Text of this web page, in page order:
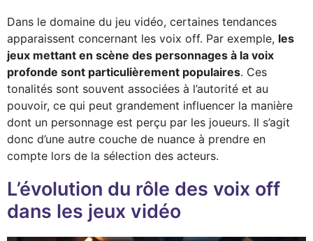
Dans le domaine du jeu vidéo, certaines tendances
apparaissent concernant les voix off. Par exemple, les
jeux mettant en scène des personnages à la voix
profonde sont particulièrement populaires. Ces
tonalités sont souvent associées à l’autorité et au
pouvoir, ce qui peut grandement influencer la manière
dont un personnage est perçu par les joueurs. Il s’agit
donc d’une autre couche de nuance à prendre en
compte lors de la sélection des acteurs.
L’évolution du rôle des voix off
dans les jeux vidéo